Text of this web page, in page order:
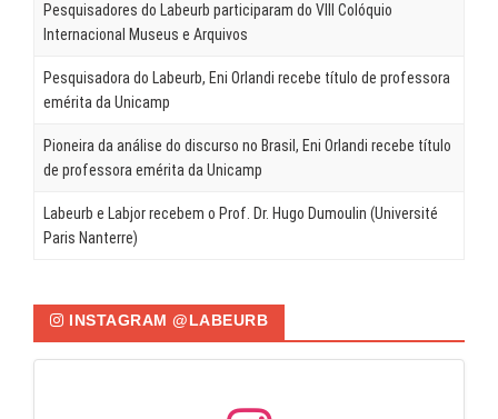
Pesquisadores do Labeurb participaram do VIII Colóquio
Internacional Museus e Arquivos
Pesquisadora do Labeurb, Eni Orlandi recebe título de professora
emérita da Unicamp
Pioneira da análise do discurso no Brasil, Eni Orlandi recebe título
de professora emérita da Unicamp
Labeurb e Labjor recebem o Prof. Dr. Hugo Dumoulin (Université
Paris Nanterre)
INSTAGRAM @LABEURB